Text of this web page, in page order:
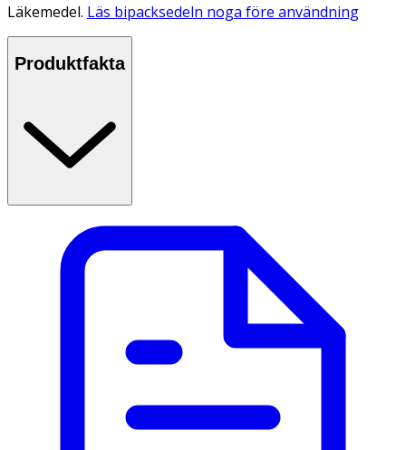
Läkemedel. Läs bipacksedeln noga före användning
Produktfakta